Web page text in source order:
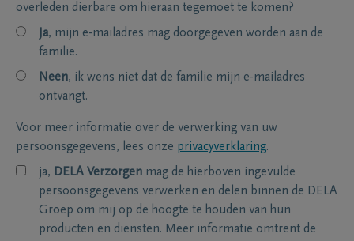
overleden dierbare om hieraan tegemoet te komen?
Ja, mijn e-mailadres mag doorgegeven worden aan de
familie.
Neen, ik wens niet dat de familie mijn e-mailadres
ontvangt.
Voor meer informatie over de verwerking van uw
persoonsgegevens, lees onze privacyverklaring.
ja, DELA Verzorgen mag de hierboven ingevulde
persoonsgegevens verwerken en delen binnen de DELA
Groep om mij op de hoogte te houden van hun
producten en diensten. Meer informatie omtrent de